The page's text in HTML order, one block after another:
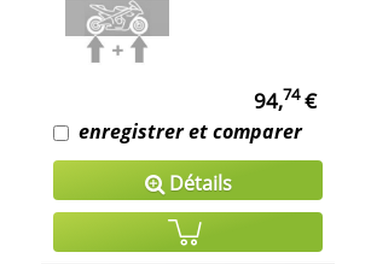
94,74€
enregistrer et comparer
Détails